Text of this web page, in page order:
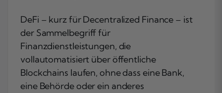
DeFi – kurz für Decentralized Finance – ist
der Sammelbegriff für
Finanzdienstleistungen, die
vollautomatisiert über öffentliche
Blockchains laufen, ohne dass eine Bank,
eine Behörde oder ein anderes